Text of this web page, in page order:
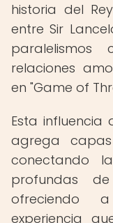
historia del
entre Sir
relaciones
en "Game of
Esta
agrega
conectando
profundas
ofreciendo
experiencia